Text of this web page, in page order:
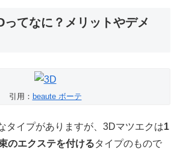
ってなに？メリットやデメ
引用： beaute ボーテ
タイプがありますが、3Dマツエクは1
のエクステを付けるタイプのもので